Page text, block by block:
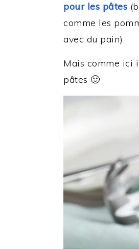
pour les pâtes
comme les
avec du pain).
Mais comme ici
pâtes 🙂